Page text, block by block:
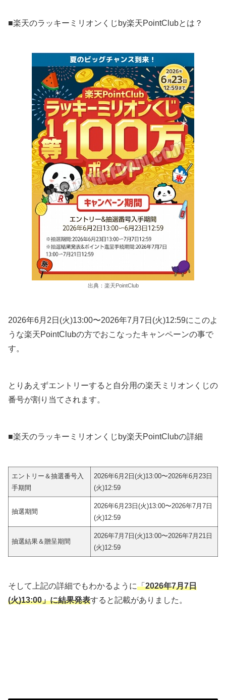
■楽天のラッキーミリオンくじby楽天PointClubとは？
出典：楽天PointClub
2026年6月2日(火)13:00〜2026年7月7日(火)12:59にこのよ
うな楽天PointClubの方でおこなったキャンペーンの事で
す。
とりあえずエントリーすると自分用の楽天ミリオンくじの
番号が割り当てされます。
■楽天のラッキーミリオンくじby楽天PointClubの詳細
エントリー＆抽選番号入
手期間
2026年6月2日(火)13:00〜2026年6月23日
(火)12:59
抽選期間
2026年6月23日(火)13:00〜2026年7月7日
(火)12:59
抽選結果＆贈呈期間
2026年7月7日(火)13:00〜2026年7月21日
(火)12:59
そして上記の詳細でもわかるように「2026年7月7日
(火)13:00」に結果発表すると記載がありました。